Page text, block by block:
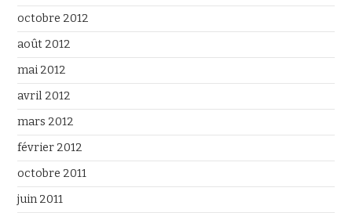
octobre 2012
août 2012
mai 2012
avril 2012
mars 2012
février 2012
octobre 2011
juin 2011